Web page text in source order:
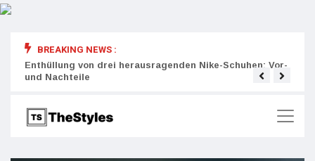
BREAKING NEWS :
Enthüllung von drei herausragenden Nike-Schuhen: Vor-
und Nachteile